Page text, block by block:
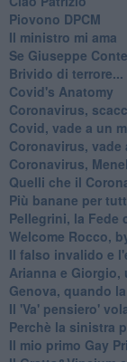
Piovono DPCM
Il ministro mi ama
Se Giuseppe
Brivido di
Covid's Anatomy
Coronavirus,
Covid, vade a un
Coronavirus, vade
Coronavirus,
Quelli che il
Più banane per
Pellegrini, la Fede
Welcome Rocco,
Il falso invalido e
Arianna e Giorgio,
Genova, quando
Il 'Va' pensiero'
Perchè la sinistra
Il mio primo Gay